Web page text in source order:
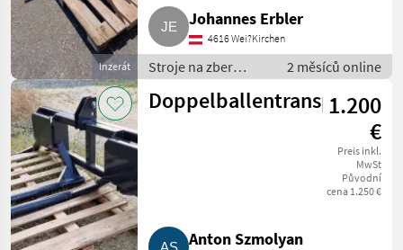
Inzerát
Johannes Erbler
4616 Wei?Kirchen
Stroje na zber
objemových krmív /
transportéry
2 měsíců online
Doppelballentransporter
1.200
€
Preis inkl.
MwSt
Původní
cena 1.250 €
Anton Szmolyan